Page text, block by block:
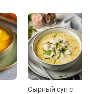
Сырный суп с